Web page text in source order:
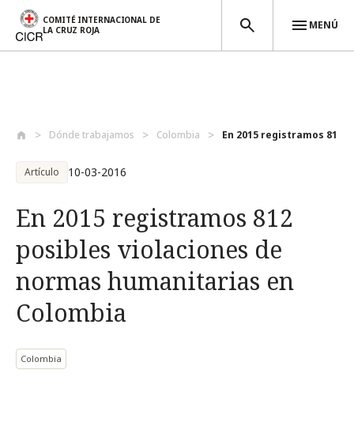
COMITÉ INTERNACIONAL DE
LA CRUZ ROJA
MENÚ
Dónde trabajamos Colombia En 2015 registramos 812
Artículo 10-03-2016
En 2015 registramos 812
posibles violaciones de
normas humanitarias en
Colombia
Colombia